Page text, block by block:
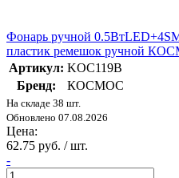
Фонарь ручной
пластик ремешок ручной
Артикул: KOC119B
Бренд:
КОСМОС
На складе 38 шт.
Обновлено 07.08.2026
Цена:
62.75 руб. / шт.
-